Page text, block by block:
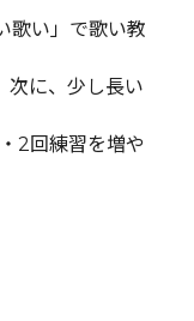
い」で歌い教
次に、少し長い
2回練習を増や